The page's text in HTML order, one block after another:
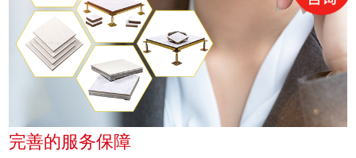
完善的服务保障